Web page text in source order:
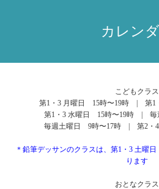
カレン
こどもクラス
第1・3 月曜日 15時〜19時 | 第1
第1・3 水曜日 15時〜19時 | 毎
毎週土曜日 9時〜17時 | 第2・4
＊鉛筆デッサンのクラスは、第1・3 土曜
ります
おとなクラス